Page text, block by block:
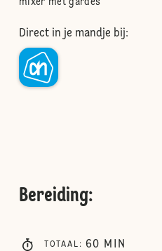
mixer met gardes
Direct in je mandje bij:
Bereiding:
TOTAAL : 60 MIN